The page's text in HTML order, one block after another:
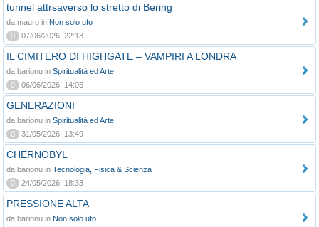
tunnel attrsaverso lo stretto di Bering
da mauro in Non solo ufo
0
07/06/2026, 22:13
IL CIMITERO DI HIGHGATE – VAMPIRI A LONDRA
da barionu in Spiritualità ed Arte
0
06/06/2026, 14:05
GENERAZIONI
da barionu in Spiritualità ed Arte
0
31/05/2026, 13:49
CHERNOBYL
da barionu in Tecnologia, Fisica & Scienza
0
24/05/2026, 18:33
PRESSIONE ALTA
da barionu in Non solo ufo